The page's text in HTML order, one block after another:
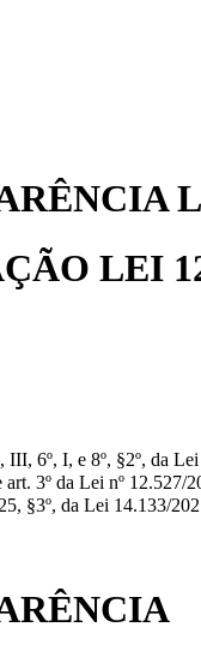
LEI
6º, I, e 8º, §2º, da
3º da Lei nº 12.527/
§3º, da Lei 14.133/